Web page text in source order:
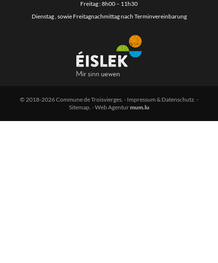
Freitag : 8h00 – 11h30
Dienstag , sowie Freitagnachmittag nach Terminvereinbarung
© 2018-2026 Commune de Troisvierges. - Impressum & Datenschutz. -
Sitemap. -Web Agenturmum.lu